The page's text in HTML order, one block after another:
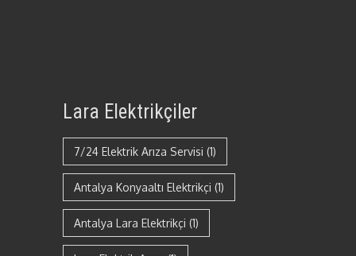
Lara Elektrikçiler
7/24 Elektrik Arıza Servisi (1)
Antalya Konyaaltı Elektrikçi (1)
Antalya Lara Elektrikçi (1)